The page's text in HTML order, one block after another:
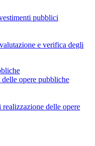
pubblici
e verifica degli
opere pubbliche
delle opere